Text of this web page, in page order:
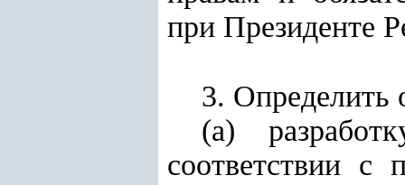
при Президенте
3. Определить
(а)
соответствии с